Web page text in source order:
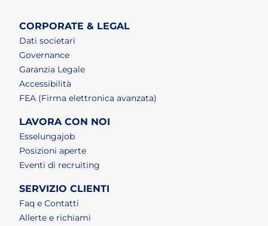
CORPORATE & LEGAL
Dati societari
Governance
Garanzia Legale
Accessibilità
FEA (Firma elettronica avanzata)
LAVORA CON NOI
Esselungajob(apri in un nuovo tab)
Posizioni aperte(apri in un nuovo tab)
Eventi di recruiting
SERVIZIO CLIENTI
Faq e Contatti
Allerte e richiami